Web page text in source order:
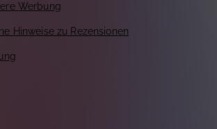
Werbung
Hinweise zu Rezensionen